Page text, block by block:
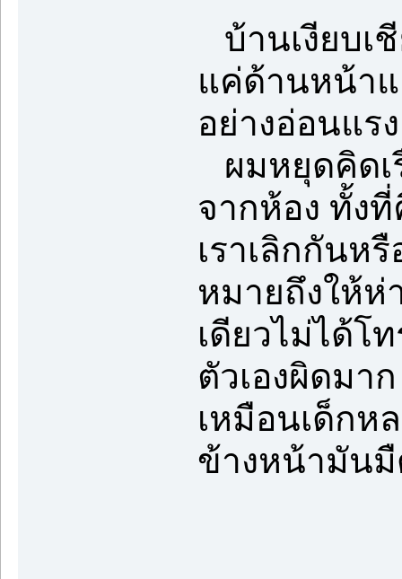
บ้านเงียบเ
แค่ด้านหน้า
อย่างอ่อนแรง
ผมหยุดคิดเ
จากห้อง ทั้ง
เราเลิกกันห
หมายถึงให้ห่
เดียวไม่ได้โ
ตัวเองผิดมา
เหมือนเด็กห
ข้างหน้ามัน